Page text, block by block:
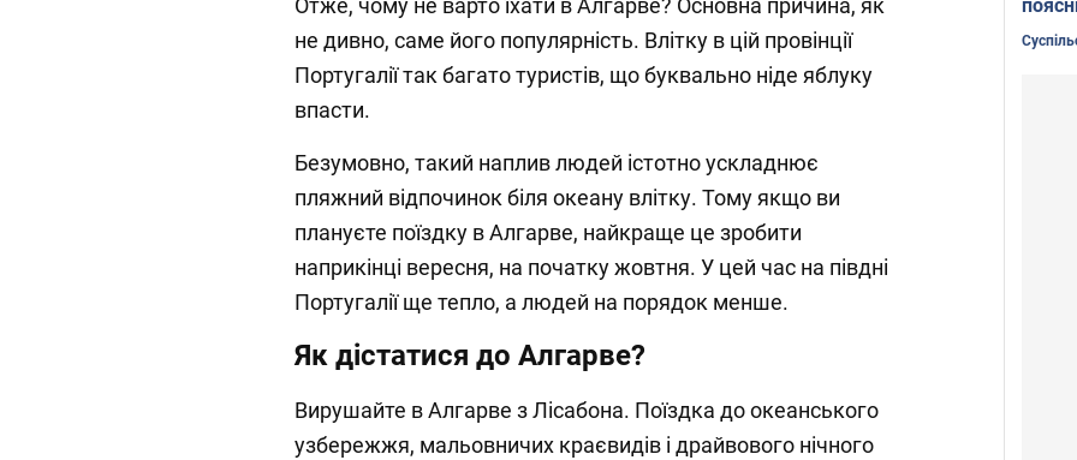
Отже, чому не варто їхати в Алгарве? Основна причина, як
не дивно, саме його популярність. Влітку в цій провінції
Португалії так багато туристів, що буквально ніде яблуку
впасти.
Безумовно, такий наплив людей істотно ускладнює
пляжний відпочинок біля океану влітку. Тому якщо ви
плануєте поїздку в Алгарве, найкраще це зробити
наприкінці вересня, на початку жовтня. У цей час на півдні
Португалії ще тепло, а людей на порядок менше.
Як дістатися до Алгарве?
Вирушайте в Алгарве з Лісабона. Поїздка до океанського
узбережжя, мальовничих краєвидів і драйвового нічного